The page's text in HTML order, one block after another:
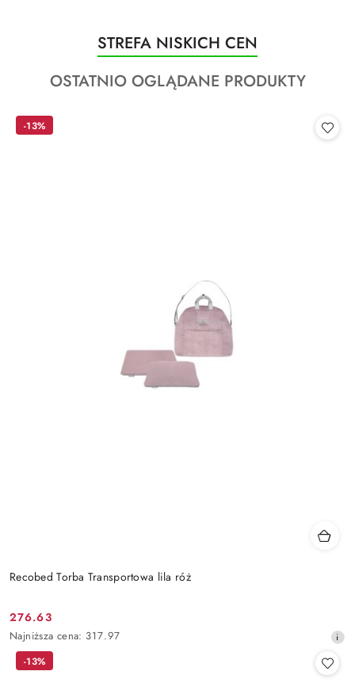
Pomiń karuzelę produktów
Produkty
o
statusie:
STREFA NISKICH CEN
Produkty
statusie:
OSTATNIO OGLĄDANE PRODUKTY
Recobed Torba Transportowa lila róż
Cena
promocyjna:
276.63
Najniższa
cena
Najniższa cena: 317.97
-13%
-13%